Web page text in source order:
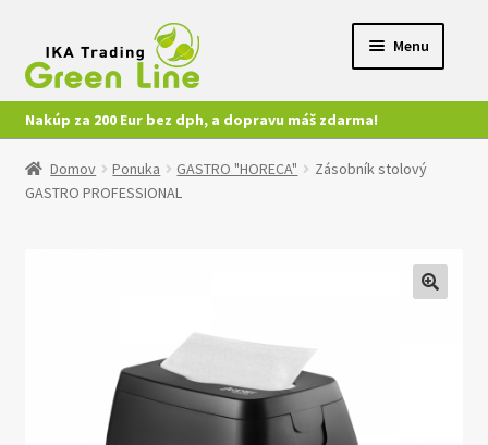
na
navigáciu
na
obsah
Menu
Ponuka
Môj účet
Video
Nakúp za 200 Eur bez dph, a dopravu máš zdarma!
Domov Ponuka GASTRO "HORECA"
Zásobník stolový
GASTRO PROFESSIONAL